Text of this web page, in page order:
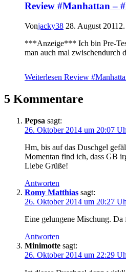
Review #Manhattan –
Vonjacky38 28. August 2011
***Anzeige*** Ich bin Pre-
man auch mal zwischendurch
Weiterlesen Review
5 Kommentare
Pepsa sagt:
26. Oktober 2014 um 20:07
Hm, bis auf das Duschgel
Momentan find ich, dass GB
Liebe Grüße!
Antworten
Romy Matthias sagt:
26. Oktober 2014 um 20:27
Eine gelungene Mischung.
Antworten
Minimotte sagt:
26. Oktober 2014 um 22:29